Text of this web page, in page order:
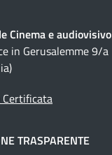
Cinema e audiovisivo
in Gerusalemme 9/a
TRASPARENTE